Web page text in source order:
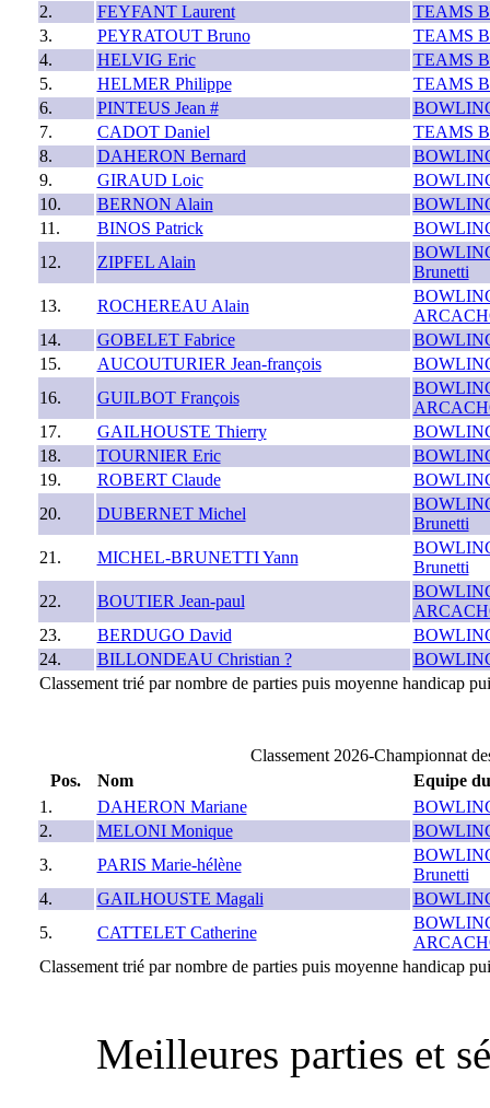
2.
FEYFANT Laurent
TEAMS
3.
PEYRATOUT Bruno
TEAMS
4.
HELVIG Eric
TEAMS
5.
HELMER Philippe
TEAMS
6.
PINTEUS Jean #
7.
CADOT Daniel
TEAMS
8.
DAHERON Bernard
9.
GIRAUD Loic
10.
BERNON Alain
11.
BINOS Patrick
12.
ZIPFEL Alain
Brunetti
13.
ROCHEREAU Alain
14.
GOBELET Fabrice
15.
AUCOUTURIER Jean-françois
16.
GUILBOT François
17.
GAILHOUSTE Thierry
18.
TOURNIER Eric
19.
ROBERT Claude
20.
DUBERNET Michel
Brunetti
21.
MICHEL-BRUNETTI Yann
Brunetti
22.
BOUTIER Jean-paul
23.
BERDUGO David
24.
BILLONDEAU Christian ?
Classement trié par nombre de parties puis moyenne handicap
Classement 2026-Championnat
Pos.
Nom
Equipe
1.
DAHERON Mariane
2.
MELONI Monique
3.
PARIS Marie-hélène
Brunetti
4.
GAILHOUSTE Magali
5.
CATTELET Catherine
Classement trié par nombre de parties puis moyenne handicap
Meilleures parties et